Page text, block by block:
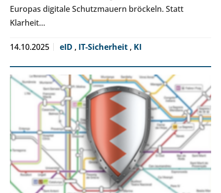
Europas digitale Schutzmauern bröckeln. Statt
Klarheit…
14.10.2025 eID , IT-Sicherheit , KI